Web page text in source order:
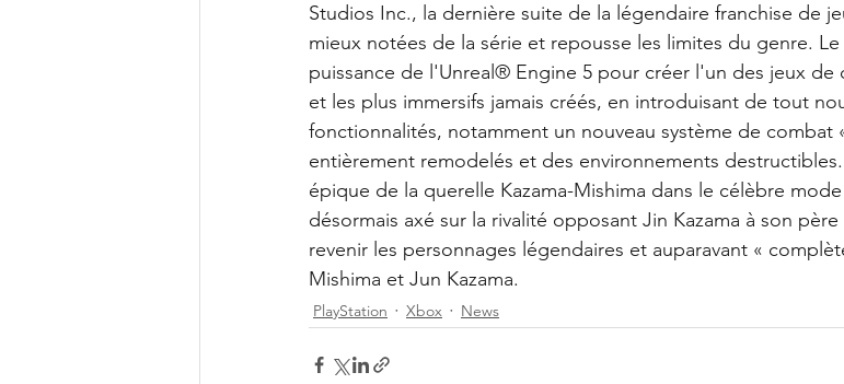
Studios Inc., la dernière suite de la légendaire franchise de
mieux notées de la série et repousse les limites du genre.
puissance de l'Unreal® Engine 5 pour créer l'un des jeux
et les plus immersifs jamais créés, en introduisant de tout
fonctionnalités, notamment un nouveau système de combat
entièrement remodelés et des environnements
épique de la querelle Kazama-Mishima dans le célèbre
désormais axé sur la rivalité opposant Jin Kazama à son
revenir les personnages légendaires et auparavant «
Mishima et Jun Kazama.
PlayStation Xbox News